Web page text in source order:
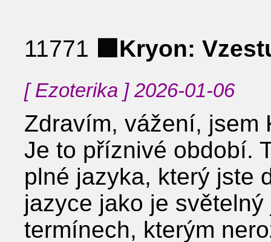
11771 🟩Kryon:
[ Ezoterika ] 2026-01-06
Zdravím, vážení, jsem
Je to příznivé období.
plné jazyka, který jste
jazyce jako je
termínech, kterým